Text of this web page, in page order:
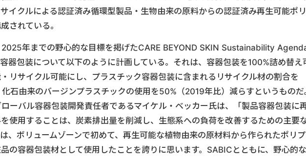
イクルによる認証済み循環型製品・生物由来の原料からの認証済み再生可能ポリ
されている。
年までの野心的な目標を掲げたCARE BEYOND SKIN Sustainability
器包装について以下のように計画している。それは、容器包装を100%詰め替え
リサイクル可能にし、プラスチック容器包装に含まれるリサイクル材の割合を
石由来のバージンプラスチックの使用を50%（2019年比）減らすというものだ
ーバル容器包装開発責任者であるマイケル・ベッカー氏は、「製品容器包装に
使用することは、炭素排出量を削減し、生態系への負荷を改善するための主要
、ボリュームゾーンで初めて、再生可能な植物由来の原材料から作られたポリプ
の容器包装材として使用したことを誇りに思います。SABICとともに、野心的な